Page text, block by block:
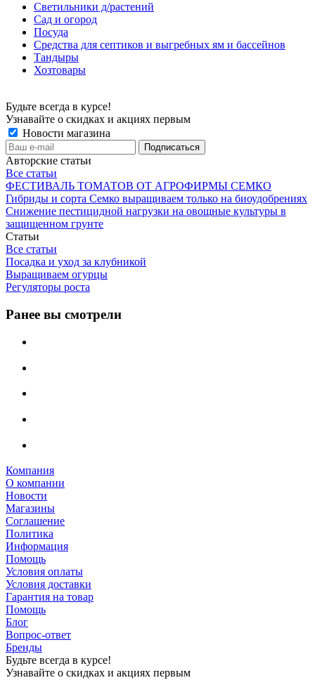
Светильники д/растений
Сад и огород
Посуда
Средства для септиков и выгребных ям и бассейнов
Тандыры
Хозтовары
Будьте всегда в курсе!
Узнавайте о скидках и акциях первым
Новости магазина
Авторские статьи
Все статьи
ФЕСТИВАЛЬ ТОМАТОВ ОТ АГРОФИРМЫ СЕМКО
Гибриды и сорта Семко выращиваем только на биоудобрениях
Снижение пестицидной нагрузки на овощные культуры в
защищенном грунте
Статьи
Все статьи
Посадка и уход за клубникой
Выращиваем огурцы
Регуляторы роста
Ранее вы смотрели
Компания
О компании
Новости
Магазины
Соглашение
Политика
Информация
Помощь
Условия оплаты
Условия доставки
Гарантия на товар
Помощь
Блог
Вопрос-ответ
Бренды
Будьте всегда в курсе!
Узнавайте о скидках и акциях первым